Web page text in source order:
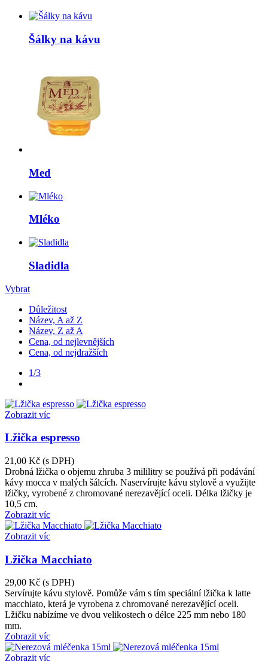
Šálky na kávu
Med
Mléko
Sladidla
Vybrat
Důležitost
Název, A až Z
Název, Z až A
Cena, od nejlevnějších
Cena, od nejdražších
1/3
Zobrazit víc
Lžička espresso
21,00 Kč (s DPH)
Drobná lžička o objemu zhruba 3 mililitry se používá při podávání
kávy mocca v malých šálcích. Naservírujte kávu stylově a využijte
lžičky, vyrobené z chromované nerezavějící oceli. Délka lžičky je
10,5 cm.
Zobrazit víc
Zobrazit víc
Lžička Macchiato
29,00 Kč (s DPH)
Servírujte kávu stylově. Pomůže vám s tím speciální lžička k latte
macchiato, která je vyrobena z chromované nerezavějící oceli.
Lžičku nabízíme ve dvou velikostech o délce 225 mm nebo 180
mm.
Zobrazit víc
Zobrazit víc